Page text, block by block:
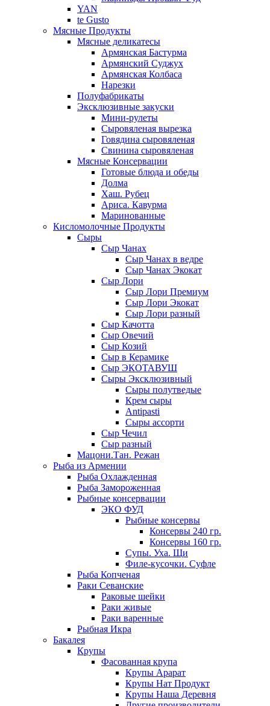
YAN
te Gusto
Мясные Продукты
Мясные деликатесы
Армянская Бастурма
Армянский Суджух
Армянская Колбаса
Нарезки
Полуфабрикаты
Эксклюзивные закуски
Мини-рулеты
Сыровяленая вырезка
Говядина сыровяленая
Свинина сыровяленая
Мясные Консервации
Готовые блюда и обеды
Долма
Хаш. Рубец
Ариса. Кавурма
Маринованные
Кисломолочные Продукты
Сыры
Сыр Чанах
Сыр Чанах в ведре
Сыр Чанах Экокат
Сыр Лори
Сыр Лори Премиум
Сыр Лори Экокат
Сыр Лори разный
Сыр Качотта
Сыр Овечий
Сыр Козий
Сыр в Керамике
Сыр ЭКОТАВУШ
Сыры Эксклюзивный
Сыры полутведые
Крем сыры
Antipasti
Сыры ассорти
Сыр Чечил
Сыр разный
Мацони.Тан. Режан
Рыба из Армении
Рыба Охлажденная
Рыба Замороженная
Рыбные консервации
ЭКО ФУД
Рыбные консервы
Консервы 240 гр.
Консервы 160 гр.
Супы. Уха. Щи
Филе-кусочки. Суфле
Рыба Копченая
Раки Севанские
Раковые шейки
Раки живые
Раки варенные
Рыбная Икра
Бакалея
Крупы
Фасованная крупа
Крупы Арарат
Крупы Нат Продукт
Крупы Наша Деревня